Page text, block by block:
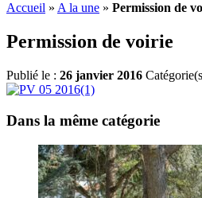
Accueil » A la une » Permission de
Permission de voirie
Publié le : 26 janvier 2016
Dans la même catégorie